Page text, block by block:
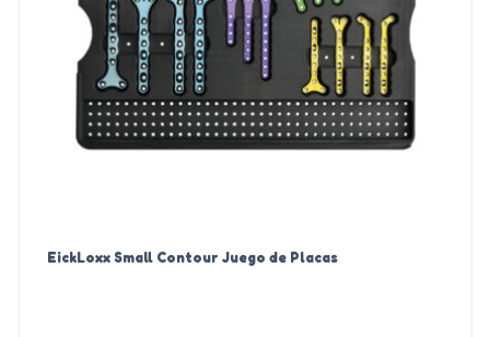
EickLoxx Small Contour Juego de Placas